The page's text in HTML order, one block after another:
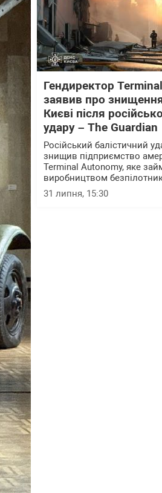
Гендиректор
заявив про
Києві після
удару – The Guardian
Російський балістичний
знищив підприємство
Terminal Autonomy, яке
виробництвом
31 липня, 15:30